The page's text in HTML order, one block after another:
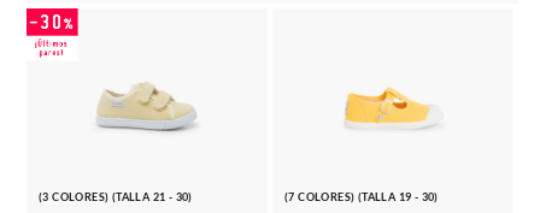
(3 COLORES) (TALLA 21 - 30) (7 COLORES) (TALLA 19 - 30)